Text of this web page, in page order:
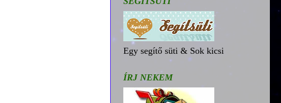
Egy segítő süti & Sok kicsi
ÍRJ NEKEM